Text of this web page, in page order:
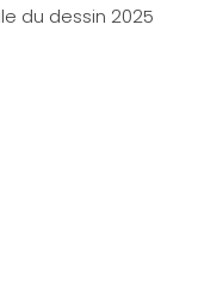
du dessin 2025